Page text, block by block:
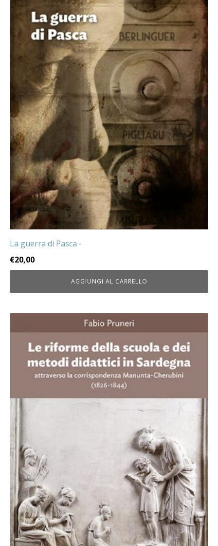
La guerra di Pasca -
€20,00
AGGIUNGI AL CARRELLO